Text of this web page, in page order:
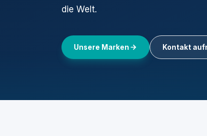
die Welt.
Unsere Marken Kontakt